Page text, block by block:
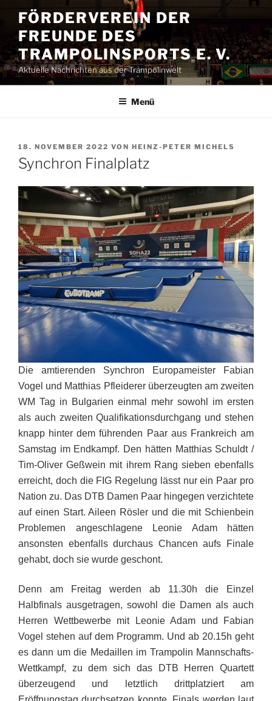
Inhalt
springen
FÖRDERVEREIN DER
FREUNDE DES
TRAMPOLINSPORTS E. V.
Aktuelle Nachrichten aus der Trampolinwelt
Menü
VERÖFFENTLICHT
AM
18. NOVEMBER 2022 VON HEINZ-PETER MICHELS
Synchron Finalplatz
Die amtierenden Synchron Europameister Fabian
Vogel und Matthias Pfleiderer überzeugten am zweiten
WM Tag in Bulgarien einmal mehr sowohl im ersten
als auch zweiten Qualifikationsdurchgang und stehen
knapp hinter dem führenden Paar aus Frankreich am
Samstag im Endkampf. Den hätten Matthias Schuldt /
Tim-Oliver Geßwein mit ihrem Rang sieben ebenfalls
erreicht, doch die FIG Regelung lässt nur ein Paar pro
Nation zu. Das DTB Damen Paar hingegen verzichtete
auf einen Start. Aileen Rösler und die mit Schienbein
Problemen angeschlagene Leonie Adam hätten
ansonsten ebenfalls durchaus Chancen aufs Finale
gehabt, doch sie wurde geschont.
Denn am Freitag werden ab 11.30h die Einzel
Halbfinals ausgetragen, sowohl die Damen als auch
Herren Wettbewerbe mit Leonie Adam und Fabian
Vogel stehen auf dem Programm. Und ab 20.15h geht
es dann um die Medaillen im Trampolin Mannschafts-
Wettkampf, zu dem sich das DTB Herren Quartett
überzeugend und letztlich drittplatziert am